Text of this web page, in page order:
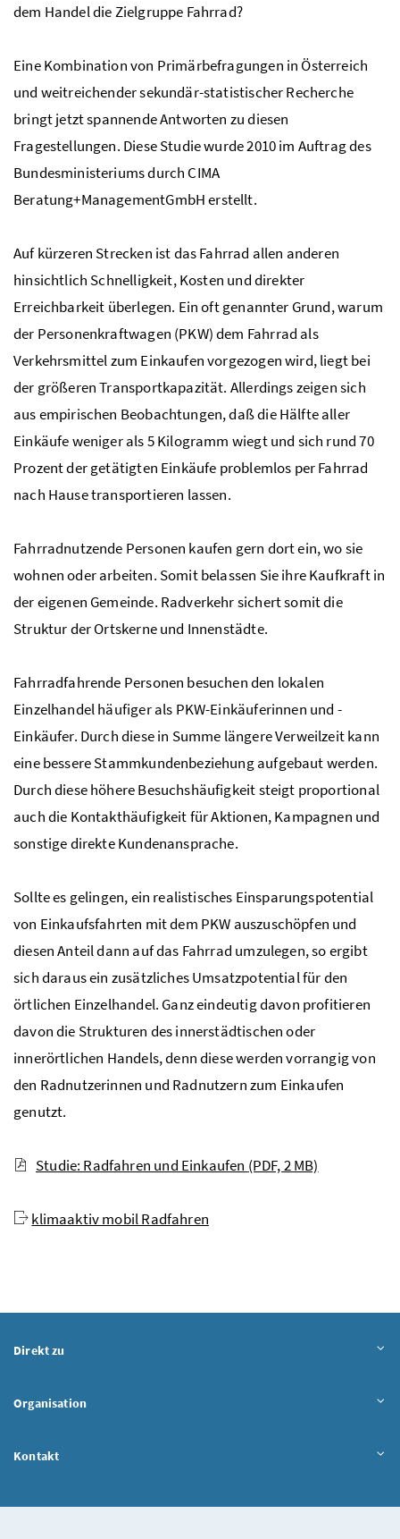
dem Handel die Zielgruppe Fahrrad?
Eine Kombination von Primärbefragungen in Österreich
und weitreichender sekundär-statistischerRecherche
bringt jetzt spannende Antworten zu diesen
Fragestellungen. Diese Studie wurde 2010 im Auftrag des
Bundesministeriums durch CIMA
Beratung+ManagementGmbHerstellt.
Auf kürzeren Strecken ist das Fahrrad allen anderen
hinsichtlich Schnelligkeit, Kosten und direkter
Erreichbarkeit überlegen. Ein oft genannter Grund, warum
der Personenkraftwagen (PKW) dem Fahrrad als
Verkehrsmittel zum Einkaufen vorgezogen wird, liegt bei
der größeren Transportkapazität. Allerdings zeigen sich
aus empirischen Beobachtungen, daß die Hälfte aller
Einkäufe weniger als 5 Kilogramm wiegt und sich rund 70
Prozent der getätigten Einkäufe problemlos per Fahrrad
nach Hause transportieren lassen.
Fahrradnutzende Personen kaufen gern dort ein, wo sie
wohnen oder arbeiten. Somit belassen Sie ihre Kaufkraft in
der eigenen Gemeinde. Radverkehr sichert somit die
Struktur der Ortskerne und Innenstädte.
Fahrradfahrende Personen besuchen den lokalen
Einzelhandel häufiger als PKW-Einkäuferinnen und -
Einkäufer. Durch diese in Summe längere Verweilzeit kann
eine bessere Stammkundenbeziehung aufgebaut werden.
Durch diese höhere Besuchshäufigkeit steigt proportional
auch die Kontakthäufigkeit für Aktionen,Kampagnen und
sonstige direkte Kundenansprache.
Sollte es gelingen, ein realistisches Einsparungspotential
von Einkaufsfahrten mit dem PKW auszuschöpfen und
diesen Anteil dann auf das Fahrrad umzulegen, so ergibt
sich daraus ein zusätzliches Umsatzpotential für den
örtlichen Einzelhandel. Ganz eindeutig davon profitieren
davon die Strukturen des innerstädtischen oder
innerörtlichen Handels, denn diese werden vorrangig von
den Radnutzerinnen und Radnutzern zum Einkaufen
genutzt.
Studie: Radfahren und Einkaufen (PDF, 2 MB)
klimaaktiv mobil Radfahren
Direkt zu
Organisation
Kontakt